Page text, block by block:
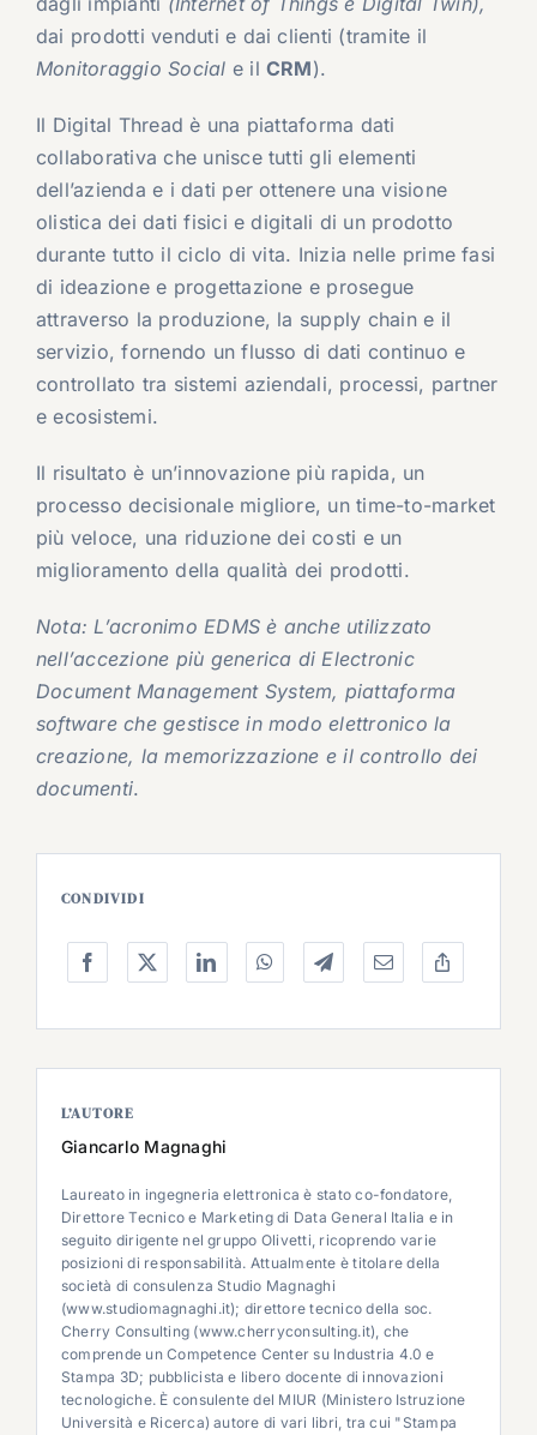
dai prodotti venduti e dai clienti (tramite il
Monitoraggio Social e il CRM).
Il Digital Thread è una piattaforma dati
collaborativa che unisce tutti gli elementi
dell’azienda e i dati per ottenere una visione
olistica dei dati fisici e digitali di un prodotto
durante tutto il ciclo di vita. Inizia nelle prime fasi
di ideazione e progettazione e prosegue
attraverso la produzione, la supply chain e il
servizio, fornendo un flusso di dati continuo e
controllato tra sistemi aziendali, processi, partner
e ecosistemi.
Il risultato è un’innovazione più rapida, un
processo decisionale migliore, un time-to-market
più veloce, una riduzione dei costi e un
miglioramento della qualità dei prodotti.
Nota: L’acronimo EDMS è anche utilizzato
nell’accezione più generica di Electronic
Document Management System, piattaforma
software che gestisce in modo elettronico la
creazione, la memorizzazione e il controllo dei
documenti.
CONDIVIDI
L’AUTORE
Giancarlo Magnaghi
Laureato in ingegneria elettronica è stato co-fondatore,
Direttore Tecnico e Marketing di Data General Italia e in
seguito dirigente nel gruppo Olivetti, ricoprendo varie
posizioni di responsabilità. Attualmente è titolare della
società di consulenza Studio Magnaghi
(www.studiomagnaghi.it); direttore tecnico della soc.
Cherry Consulting (www.cherryconsulting.it), che
comprende un Competence Center su Industria 4.0 e
Stampa 3D; pubblicista e libero docente di innovazioni
tecnologiche. È consulente del MIUR (Ministero Istruzione
Università e Ricerca) autore di vari libri, tra cui "Stampa